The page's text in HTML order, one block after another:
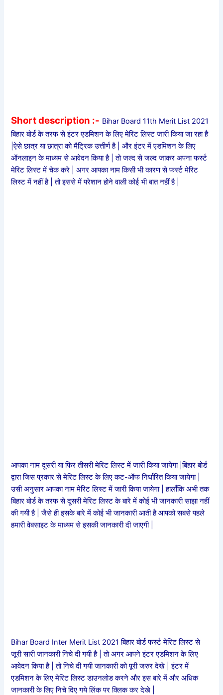
Short description :- Bihar Board 11th Merit List 2021
बिहार बोर्ड के तरफ से इंटर एडमिशन के लिए मेरिट लिस्ट जारी किया जा रहा है
|ऐसे छात्र या छात्रा को मैट्रिक उत्तीर्ण है | और इंटर में एडमिशन के लिए
ऑनलाइन के माध्यम से आवेदन किया है | तो जल्द से जल्द जाकर अपना फर्स्ट
मेरिट लिस्ट में चेक करे | अगर आपका नाम किसी भी कारण से फर्स्ट मेरिट
लिस्ट में नहीं है | तो इससे में परेशान होने वाली कोई भी बात नहीं है |
आपका नाम दूसरी या फिर तीसरी मेरिट लिस्ट में जारी किया जायेगा |बिहार बोर्ड
द्वारा जिस प्रकार से मेरिट लिस्ट के लिए कट-ऑफ निर्धारित किया जायेगा |
उसी अनुसार आपका नाम मेरिट लिस्ट में जारी किया जायेगा | हालाँकि अभी तक
बिहार बोर्ड के तरफ से दूसरी मेरिट लिस्ट के बारे में कोई भी जानकारी साझा नहीं
की गयी है | जैसे ही इसके बारे में कोई भी जानकारी आती है आपको सबसे पहले
हमारी वेबसाइट के माध्यम से इसकी जानकारी दी जाएगी |
Bihar Board Inter Merit List 2021 बिहार बोर्ड फर्स्ट मेरिट लिस्ट से
जूरी सारी जानकारी निचे दी गयी है | तो अगर आपने इंटर एडमिशन के लिए
आवेदन किया है | तो निचे दी गयी जानकारी को पूरी जरुर देखे | इंटर में
एडमिशन के लिए मेरिट लिस्ट डाउनलोड करने और इस बारे में और अधिक
जानकारी के लिए निचे दिए गये लिंक पर क्लिक कर देखे |